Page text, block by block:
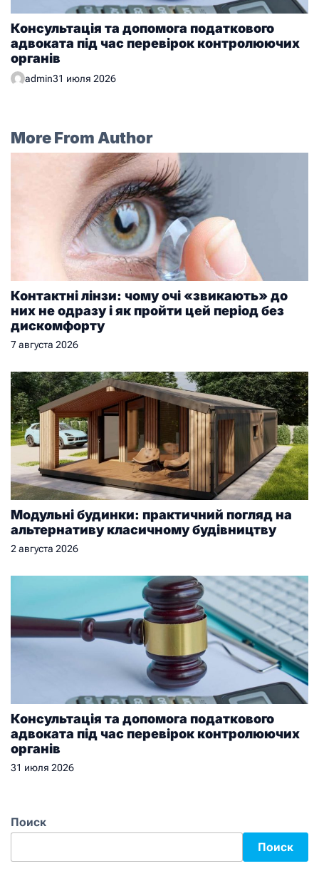
Консультація та допомога податкового
адвоката під час перевірок контролюючих
органів
admin31 июля 2026
More From Author
Контактні лінзи: чому очі «звикають» до
них не одразу і як пройти цей період без
дискомфорту
7 августа 2026
Модульні будинки: практичний погляд на
альтернативу класичному будівництву
2 августа 2026
Консультація та допомога податкового
адвоката під час перевірок контролюючих
органів
31 июля 2026
Поиск
Поиск